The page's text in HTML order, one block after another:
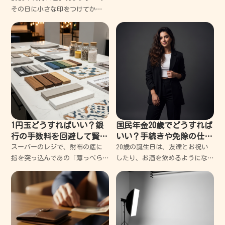
その日に小さな印をつけてか
時間が増えました。 長年連れ添
った仕事道具には、どうしても
愛着が湧くものです。キーボー
ドの隙間に詰まっ
1円玉どうすればいい？銀
行の手数料を回避して賢く
使い切るコツ
スーパーのレジで、財布の底に
指を突っ込んであの「薄っぺら
えめに言っても苦痛だ。 後ろに
並ぶおじさんの舌打ちが聞こえ
てくるような気がして、結局諦
めて千円札を出してしまう
国民年金20歳でどうすれば
いい？手続きや免除の仕組
みを優しく教えるね
20歳の誕生日は、友達とお祝い
したり、お酒を飲めるようにな
った気分でワクワクするよね。
でも、そんな楽しい気分のとこ
ろに、日本年金機構から「国民
年金」と書かれた青い封筒やハ